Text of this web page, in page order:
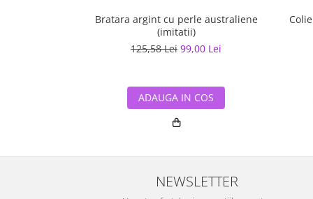
Bratara argint cu perle australiene
(imitatii)
125,58 Lei 99,00 Lei
ADAUGA IN COS
NEWSLETTER